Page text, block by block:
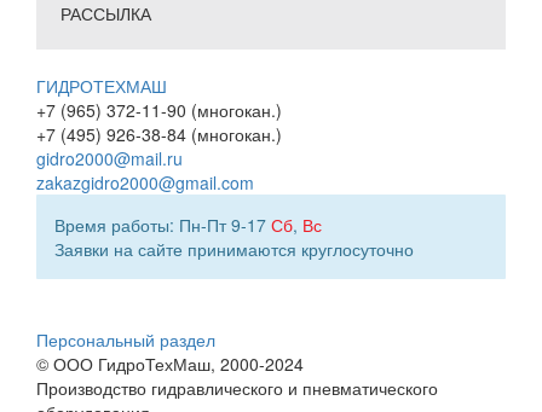
РАССЫЛКА
ГИДРОТЕХМАШ
+7 (965) 372-11-90 (многокан.)
+7 (495) 926-38-84 (многокан.)
gidro2000@mail.ru
zakazgidro2000@gmail.com
Время работы: Пн-Пт 9-17 Сб, Вс
Заявки на сайте принимаются круглосуточно
Персональный раздел
© ООО ГидроТехМаш, 2000-2024
Производство гидравлического и пневматического